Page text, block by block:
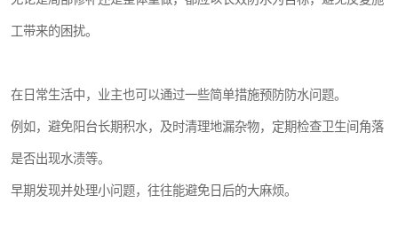
工带来的困扰。
在日常生活中，业主也可以通过一些简单措施预防防水问题。
例如，避免阳台长期积水，及时清理地漏杂物，定期检查卫生间角落
是否出现水渍等。
早期发现并处理小问题，往往能避免日后的大麻烦。